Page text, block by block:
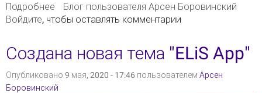
Подробнее о Сравнение тем "ELiS" и "ELiS App"
Блог пользователя Арсен Боровинский
Войдите, чтобы оставлять комментарии
Создана новая тема "ELiS App"
Опубликовано 9 мая, 2020 - 17:46 пользователем Арсен
Боровинский